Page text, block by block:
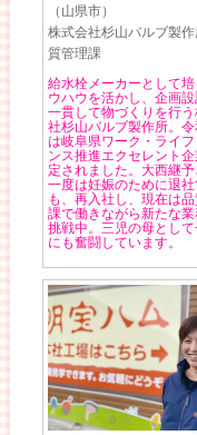
（山県市）
株式会社杉山バルブ製
質管理課
給水栓メーカーとして培
ウハウを活かし、企画設
一貫して物づくりを行
社杉山バルブ製作所。令
は岐阜県ワーク・ライフ
ンス推進エクセレント
定されました。大西継予
一度は妊娠のために退社
も、再入社し、現在は品
課で働きながら新たな業
挑戦中。三児の母として
にも奮闘しています。